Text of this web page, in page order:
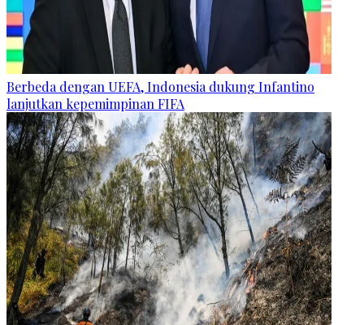
Berbeda dengan UEFA, Indonesia dukung Infantino
lanjutkan kepemimpinan FIFA